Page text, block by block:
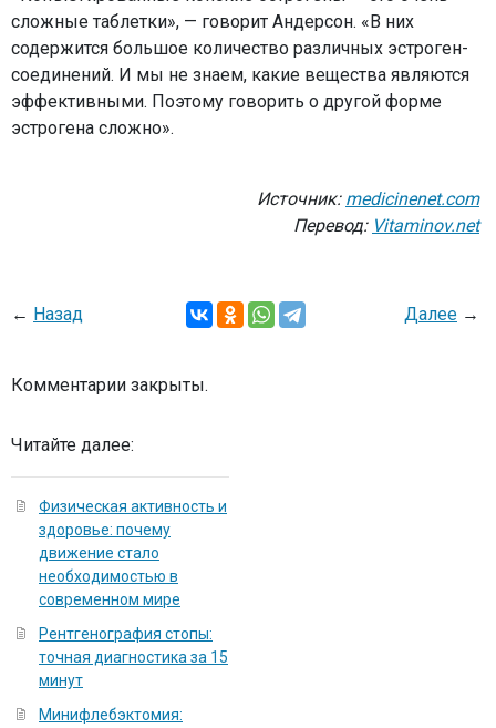
сложные таблетки», — говорит Андерсон. «В них
содержится большое количество различных эстроген-
соединений. И мы не знаем, какие вещества являются
эффективными. Поэтому говорить о другой форме
эстрогена сложно».
Источник: medicinenet.com
Перевод: Vitaminov.net
← Назад Далее →
Комментарии закрыты.
Читайте далее:
Физическая активность и
здоровье: почему
движение стало
необходимостью в
современном мире
Рентгенография стопы:
точная диагностика за 15
минут
Минифлебэктомия: